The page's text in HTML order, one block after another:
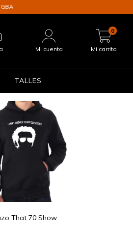
Mi cuenta Mi carrito
0
TALLES
That 70 Show